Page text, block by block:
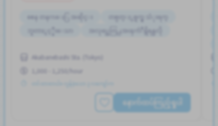
စေန တနဂၤေႏြ အဆိုင္း
တစ္ပတ္ႏွစ္ရက္မွ သံုးရက္
ဘူတာႏွင့္နီးေသာ
အလုပ္အေတြ႕အၾကံဳရွိရန္မလို
Akabanebashi Sta. (Tokyo)
1,000 - 1,250/hour
နောက်ထပ်ကြည့်ရှုပါ